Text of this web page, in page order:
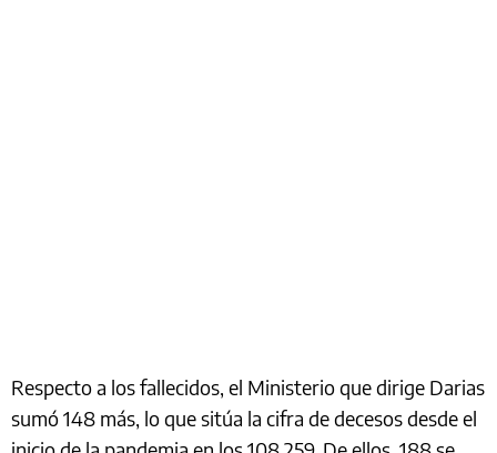
Respecto a los fallecidos, el Ministerio que dirige Darias
sumó 148 más, lo que sitúa la cifra de decesos desde el